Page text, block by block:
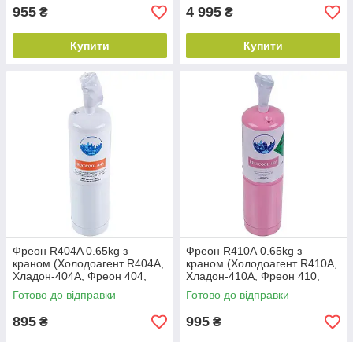
955 ₴
Купити
4 995 ₴
Купити
Фреон R404A 0.65kg з
краном (Холодоагент R404A,
Хладон-404A, Фреон 404,
ДФУ-404A, HFC-404 А)
Готово до відправки
895 ₴
Фреон R410А 0.65kg з
краном (Холодоагент R410А,
Хладон-410А, Фреон 410,
ДФУ-410А, HFC-410 А)
Готово до відправки
995 ₴